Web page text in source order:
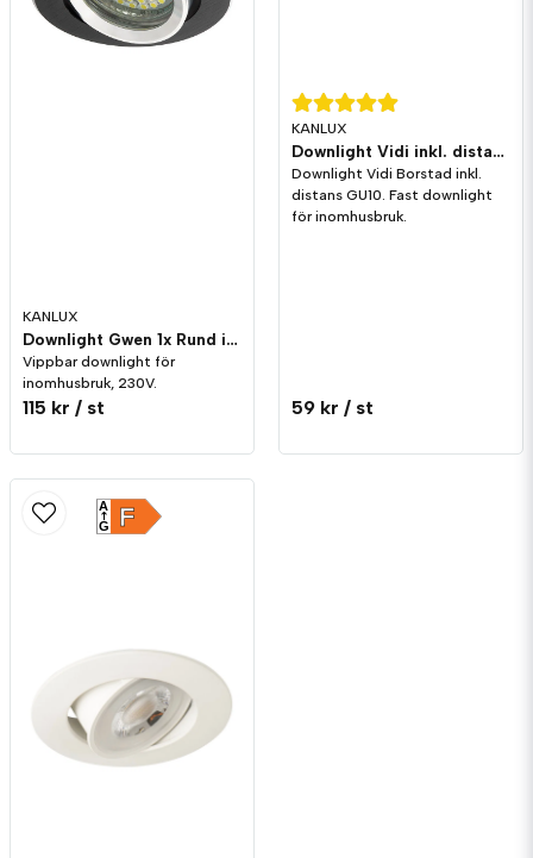
KANLUX
Downlight Gwen 1x Rund inkl. distans GU10
Vippbar downlight för
inomhusbruk, 230V.
115 kr / st
KANLUX
Downlight Vidi inkl. distans GU10
Downlight Vidi Borstad inkl.
distans GU10. Fast downlight
för inomhusbruk.
59 kr / st
F
A
G